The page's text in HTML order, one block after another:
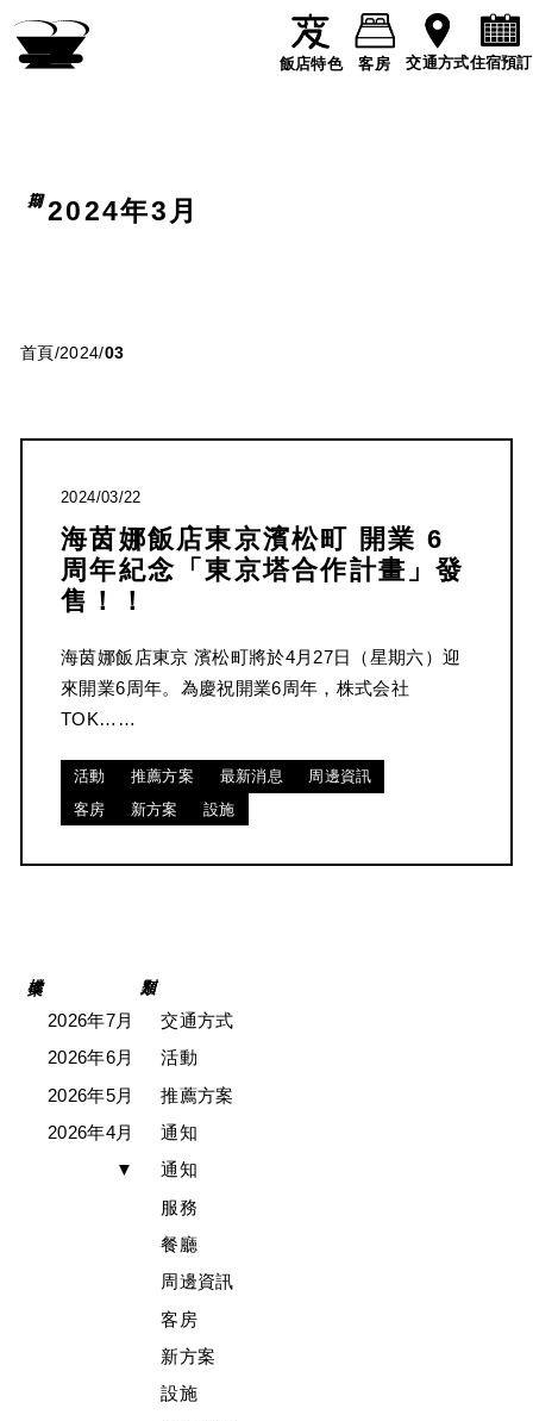
飯店特色 客房 交通方式住宿預訂
2024年3月
首頁/2024/03
2024/03/22
海茵娜飯店東京濱松町 開業 6
周年紀念「東京塔合作計畫」發
售！！
海茵娜飯店東京 濱松町將於4月27日（星期六）迎
來開業6周年。為慶祝開業6周年，株式会社
TOK……
活動 推薦方案 最新消息
周邊資訊
客房
新方案 設施
2026年7月
2026年6月
2026年5月
2026年4月
▼
交通方式
活動
推薦方案
通知
通知
服務
餐廳
周邊資訊
客房
新方案
設施